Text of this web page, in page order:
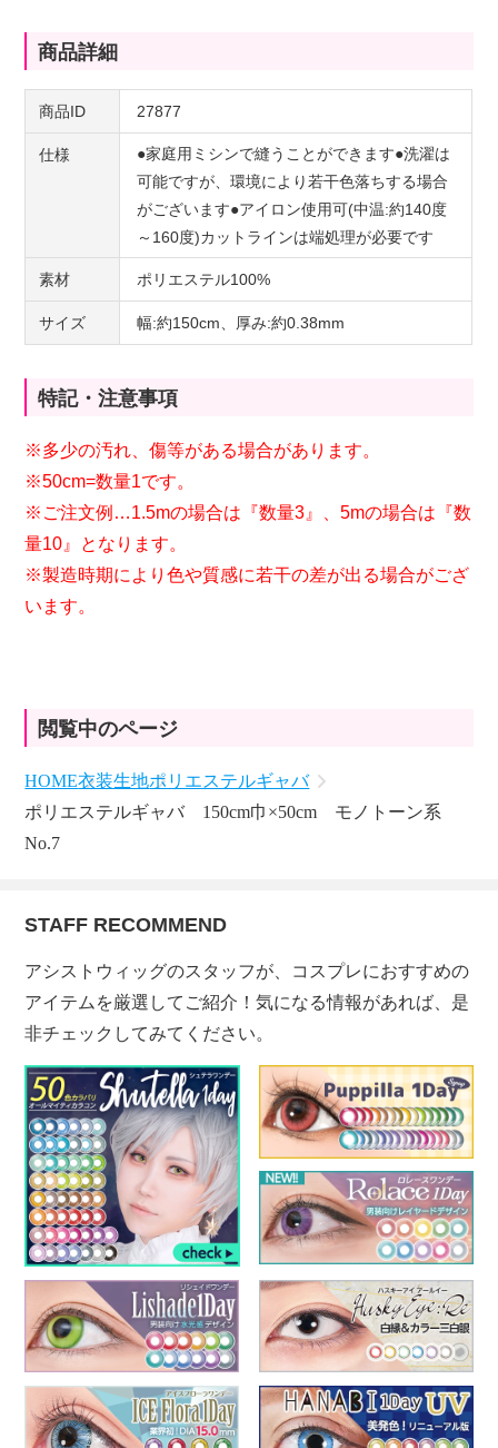
商品詳細
商品ID 27877
仕様
●家庭用ミシンで縫うことができます●洗濯は
可能ですが、環境により若干色落ちする場合
がございます●アイロン使用可(中温:約140度
～160度)カットラインは端処理が必要です
素材 ポリエステル100%
サイズ 幅:約150cm、厚み:約0.38mm
特記・注意事項
※多少の汚れ、傷等がある場合があります。
※50cm=数量1です。
※ご注文例…1.5mの場合は『数量3』、5mの場合は『数
量10』となります。
※製造時期により色や質感に若干の差が出る場合がござ
います。
閲覧中のページ
HOME衣装生地ポリエステルギャバ
ポリエステルギャバ 150cm巾×50cm モノトーン系
No.7
STAFF RECOMMEND
アシストウィッグのスタッフが、コスプレにおすすめの
アイテムを厳選してご紹介！気になる情報があれば、是
非チェックしてみてください。